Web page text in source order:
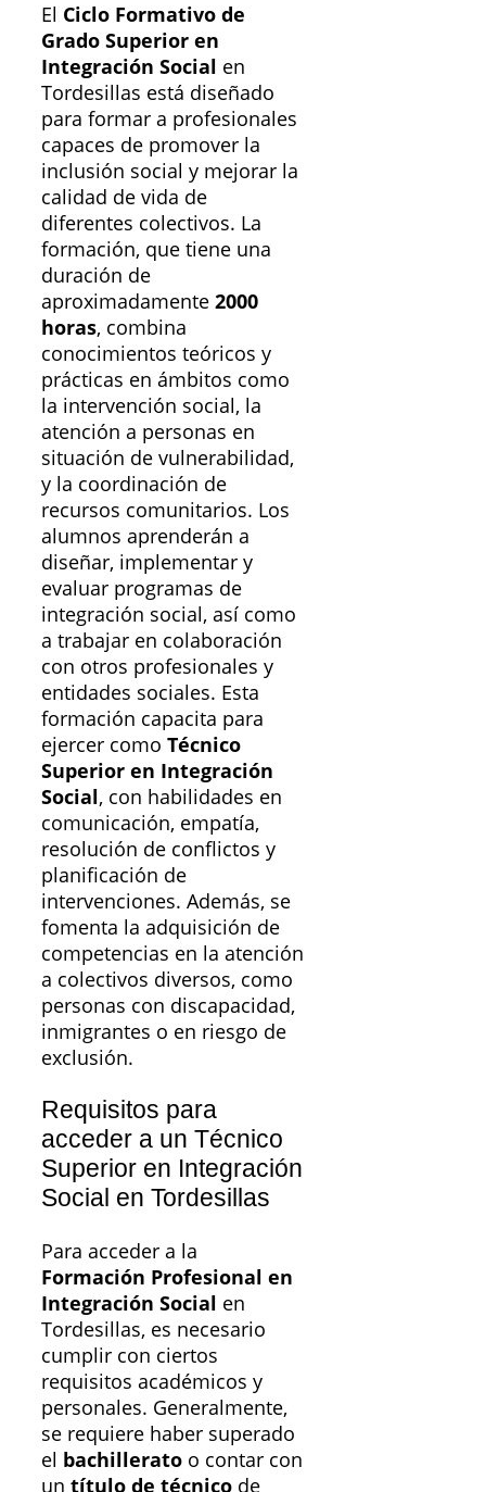
El Ciclo Formativo de
Grado Superior en
Integración Social en
Tordesillas está diseñado
para formar a profesionales
capaces de promover la
inclusión social y mejorar la
calidad de vida de
diferentes colectivos. La
formación, que tiene una
duración de
aproximadamente 2000
horas, combina
conocimientos teóricos y
prácticas en ámbitos como
la intervención social, la
atención a personas en
situación de vulnerabilidad,
y la coordinación de
recursos comunitarios. Los
alumnos aprenderán a
diseñar, implementar y
evaluar programas de
integración social, así como
a trabajar en colaboración
con otros profesionales y
entidades sociales. Esta
formación capacita para
ejercer como Técnico
Superior en Integración
Social, con habilidades en
comunicación, empatía,
resolución de conflictos y
planificación de
intervenciones. Además, se
fomenta la adquisición de
competencias en la atención
a colectivos diversos, como
personas con discapacidad,
inmigrantes o en riesgo de
exclusión.
Requisitos para
acceder a un Técnico
Superior en Integración
Social en Tordesillas
Para acceder a la
Formación Profesional en
Integración Social en
Tordesillas, es necesario
cumplir con ciertos
requisitos académicos y
personales. Generalmente,
se requiere haber superado
el bachillerato o contar con
un título de técnico de